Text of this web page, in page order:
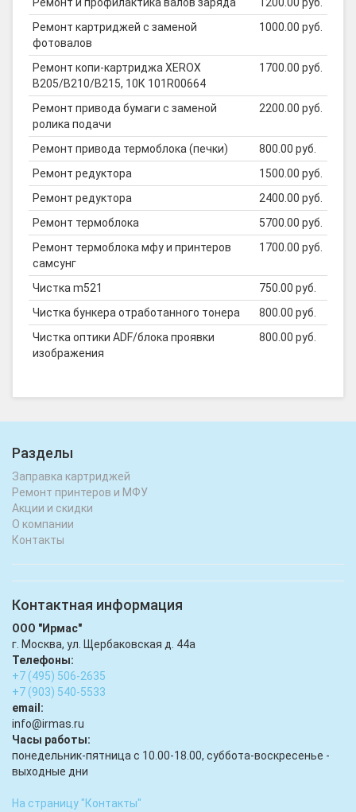
Ремонт и профилактика валов заряда
1200.00 руб.
Ремонт картриджей с заменой
фотовалов
1000.00 руб.
Ремонт копи-картриджа XEROX
B205/B210/B215, 10К 101R00664
1700.00 руб.
Ремонт привода бумаги с заменой
ролика подачи
2200.00 руб.
Ремонт привода термоблока (печки)
800.00 руб.
Ремонт редуктора
1500.00 руб.
Ремонт редуктора
2400.00 руб.
Ремонт термоблока
5700.00 руб.
Ремонт термоблока мфу и принтеров
самсунг
1700.00 руб.
Чистка m521
750.00 руб.
Чистка бункера отработанного тонера
800.00 руб.
Чистка оптики ADF/блока проявки
изображения
800.00 руб.
Разделы
Заправка картриджей
Ремонт принтеров и МФУ
Акции и скидки
О компании
Контакты
Контактная информация
ООО "Ирмас"
г. Москва, ул. Щербаковская д. 44а
Телефоны:
+7 (495) 506-2635
+7 (903) 540-5533
email:
infо@irmas.ru
Часы работы:
понедельник-пятница с 10.00-18.00, суббота-воскресенье -
выходные дни
На страницу "Контакты"